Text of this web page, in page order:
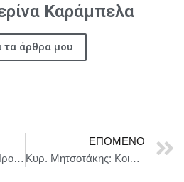
Καράμπελα
τα άρθρα μου
Παρατηρήσεις του Προέδρου António Costa εν όψει της άτυπης συνόδου των αρχηγών κρατών ή κυβερνήσεων της 1ης Οκτωβρίου 2025
ΕΠΌΜΕΝΟ
Κυρ. Μητσοτάκης: Κοινό ευρωπαϊκό έργο άμυνας αφορά την Ευρώπη δεν μπορεί να περιορίζεται μόνο στα ανατολικά σύνορα της ηπείρου.